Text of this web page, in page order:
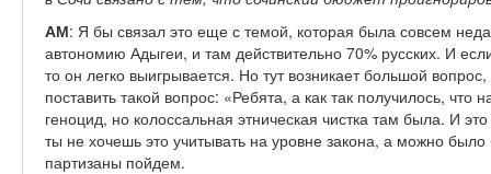
АМ: Я бы связал это еще с темой, которая была совсем
автономию Адыгеи, и там действительно 70% русских. И
то он легко выигрывается. Но тут возникает большой
поставить такой вопрос: «Ребята, а как так получилось, что
геноцид, но колоссальная этническая чистка там была. И
ты не хочешь это учитывать на уровне закона, а можно
партизаны пойдем.